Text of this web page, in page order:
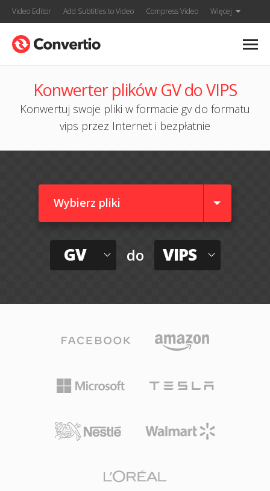
Video Editor Add Subtitles to Video Compress Video Więcej
Konwerter plików GV do VIPS
Konwertuj swoje pliki w formacie gv do formatu
vips przez Internet i bezpłatnie
Wybierz pliki
GV do VIPS